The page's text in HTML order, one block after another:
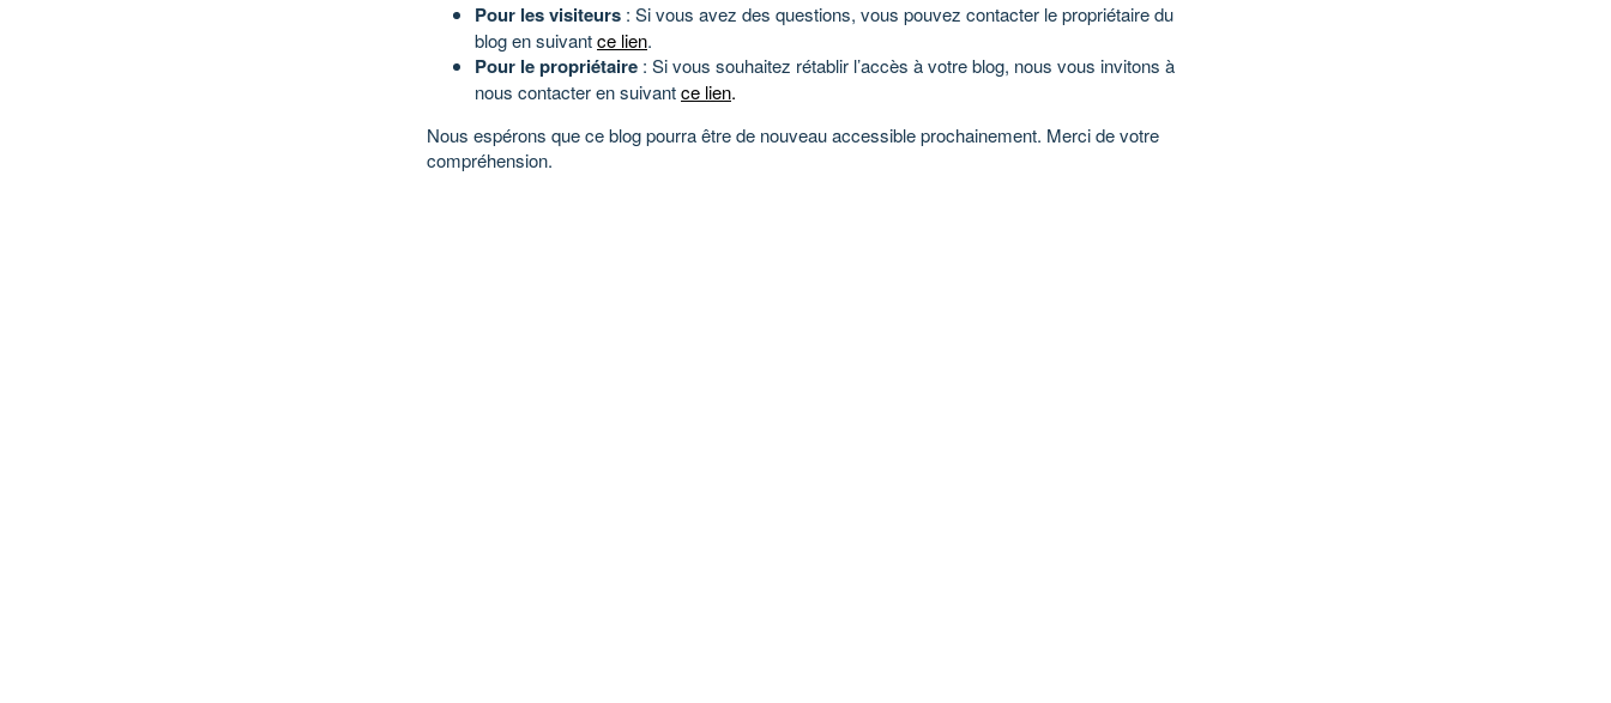
Pour les visiteurs : Si vous avez des questions, vous pouvez contacter le propriétaire du
blog en suivantce lien.
Pour le propriétaire : Si vous souhaitez rétablir l’accès à votre blog, nous vous invitons à
nous contacter en suivantce lien.
Nous espérons que ce blog pourra être de nouveau accessible prochainement. Merci de votre
compréhension.